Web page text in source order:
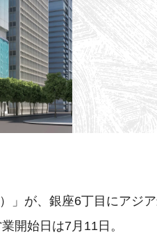
」が、銀座6丁目にアジ
開始日は7月11日。